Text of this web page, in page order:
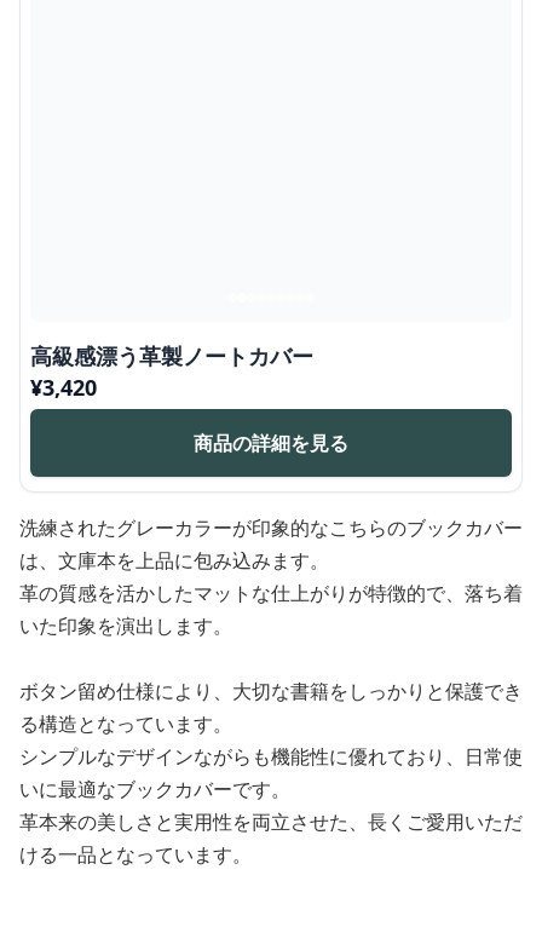
高級感漂う革製ノートカバー
¥3,420
商品の詳細を見る
洗練されたグレーカラーが印象的なこちらのブックカバー
は、文庫本を上品に包み込みます。
革の質感を活かしたマットな仕上がりが特徴的で、落ち着
いた印象を演出します。
ボタン留め仕様により、大切な書籍をしっかりと保護でき
る構造となっています。
シンプルなデザインながらも機能性に優れており、日常使
いに最適なブックカバーです。
革本来の美しさと実用性を両立させた、長くご愛用いただ
ける一品となっています。